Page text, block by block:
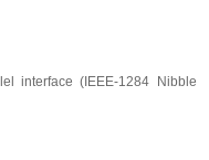
interface (IEEE-1284 Nibble